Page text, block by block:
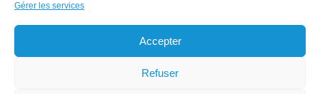
Gérer les services
Accepter
Refuser
elogia@elogia.fr
Candidature spontanée